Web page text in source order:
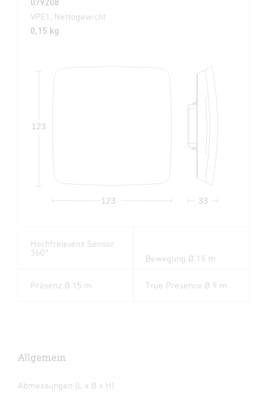
079208
VPE1, Nettogewicht
0,15 kg
33
123
123
Hochfrequenz Sensor
360°
Bewegung Ø 15 m
Präsenz Ø 15 m True Presence Ø 9 m
Allgemein
Abmessungen (L x B x H)